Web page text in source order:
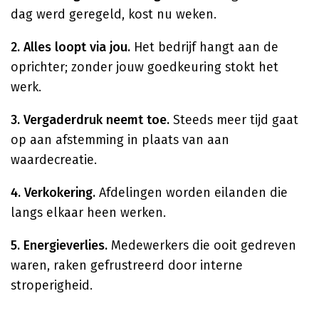
dag werd geregeld, kost nu weken.
2. Alles loopt via jou. Het bedrijf hangt aan de
oprichter; zonder jouw goedkeuring stokt het
werk.
3. Vergaderdruk neemt toe. Steeds meer tijd gaat
op aan afstemming in plaats van aan
waardecreatie.
4. Verkokering. Afdelingen worden eilanden die
langs elkaar heen werken.
5. Energieverlies. Medewerkers die ooit gedreven
waren, raken gefrustreerd door interne
stroperigheid.